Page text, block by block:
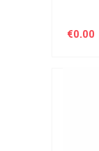
€0.00